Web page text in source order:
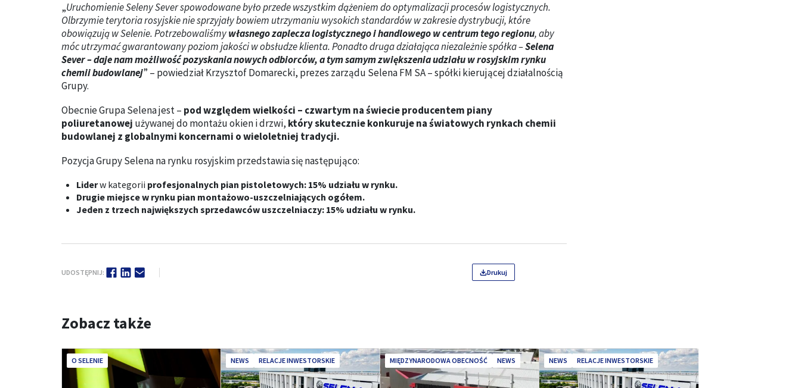
„Uruchomienie Seleny Sever spowodowane było przede wszystkim dążeniem do optymalizacji procesów logistycznych.
Olbrzymie terytoria rosyjskie nie sprzyjały bowiem utrzymaniu wysokich standardów w zakresie dystrybucji, które
obowiązują w Selenie. Potrzebowaliśmywłasnego zaplecza logistycznego i handlowego w centrum tego regionu, aby
móc utrzymać gwarantowany poziom jakości w obsłudze klienta. Ponadto druga działająca niezależnie spółka –Selena
Sever – daje nam możliwość pozyskania nowych odbiorców, a tym samym zwiększenia udziału w rosyjskim rynku
chemii budowlanej” – powiedział Krzysztof Domarecki, prezes zarządu Selena FM SA – spółki kierującej działalnością
Grupy.
Obecnie Grupa Selena jest – pod względem wielkości – czwartym na świecie producentem piany
poliuretanowej używanej do montażu okien i drzwi, który skutecznie konkuruje na światowych rynkach chemii
budowlanej z globalnymi koncernami o wieloletniej tradycji.
Pozycja Grupy Selena na rynku rosyjskim przedstawia się następująco:
Liderw kategorii profesjonalnych pian pistoletowych: 15% udziału w rynku.
Drugie miejsce w rynku pian montażowo-uszczelniających ogółem.
Jeden z trzech największych sprzedawców uszczelniaczy: 15% udziału w rynku.
UDOSTĘPNIJ: Drukuj
Zobacz także
O SELENIE NEWS RELACJE INWESTORSKIE MIĘDZYNARODOWA OBECNOŚĆ NEWS NEWS RELACJE INWESTORSKIE